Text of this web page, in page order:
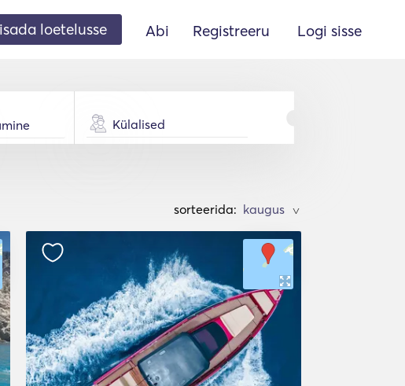
loetelusse Abi Registreeru Logi sisse
Külalised
sorteerida: >